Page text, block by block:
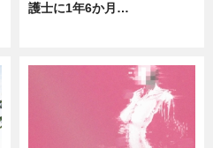
護士に1年6か月…